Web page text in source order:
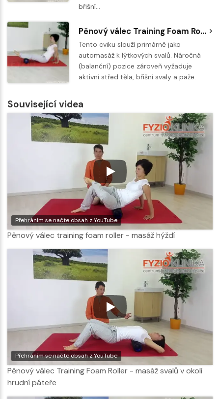
břišní…
Pěnový válec Training Foam Roller - masáž lýtek
Tento cviku slouží primárně jako
automasáž k lýtkových svalů. Náročná
(balanční) pozice zároveň vyžaduje
aktivní střed těla, břišní svaly a paže.
Související videa
Přehráním se načte obsah z YouTube
Pěnový válec training foam roller - masáž hýždí
Přehráním se načte obsah z YouTube
Pěnový válec Training Foam Roller - masáž svalů v okolí
hrudní páteře